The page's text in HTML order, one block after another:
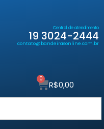
Central de atendimento
19 3024-2444
contato@bandeirasonline.com.br
R$0,00
0